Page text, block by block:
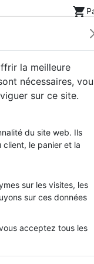
shopping_cart
21
couple
Relation d'aide
eBooks
Relation d'aide
Jeunesse
Adoration
Métal
reportages
de Bible
Divers
Par page :
la meilleure
nécessaires,
sur ce site.
du site web. Ils
le panier et la
sur les visites, les
sur ces données
acceptez tous les